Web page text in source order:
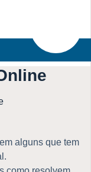
alguns que tem